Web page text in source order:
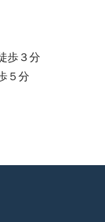
歩３分
５分